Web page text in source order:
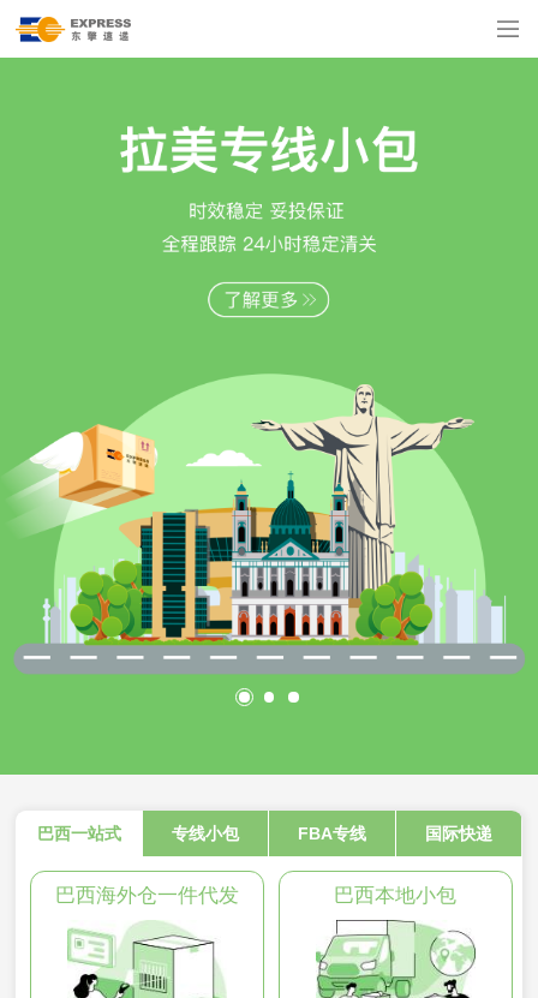
巴西一站式 专线小包 FBA专线 国际快递
巴西海外仓一件代发 巴西本地小包